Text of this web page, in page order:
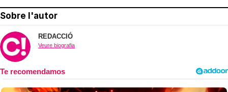
Sobre l'autor
REDACCIÓ
Veure biografia